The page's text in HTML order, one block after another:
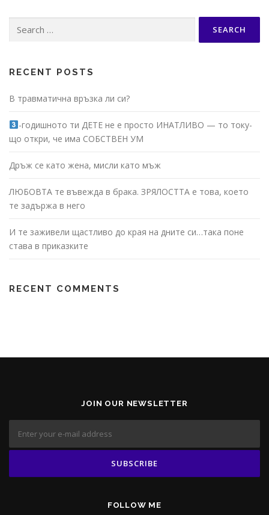
for:
RECENT POSTS
В травматична връзка ли си?
-годишното ти ДЕТЕ не е просто ИНАТЛИВО — то току-
що откри, че има СОБСТВЕН УМ
Дръж се като жена, мисли като мъж
ЛЮБОВТА те въвежда в брака. ЗРЯЛОСТТА е това, което
те задържа в него
И те заживели щастливо до края на дните си…така поне
става в приказките
RECENT COMMENTS
JOIN OUR NEWSLETTER
FOLLOW ME